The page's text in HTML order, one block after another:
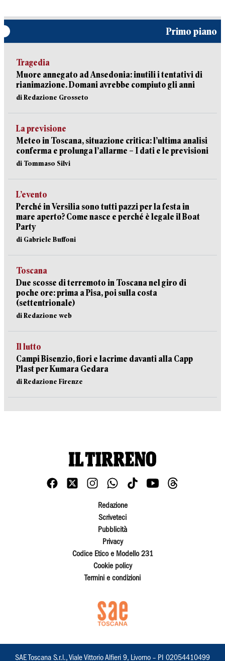
Primo piano
Tragedia
Muore annegato ad Ansedonia: inutili i tentativi di
rianimazione. Domani avrebbe compiuto gli anni
di Redazione Grosseto
La previsione
Meteo in Toscana, situazione critica: l’ultima analisi
conferma e prolunga l’allarme – I dati e le previsioni
di Tommaso Silvi
L’evento
Perché in Versilia sono tutti pazzi per la festa in
mare aperto? Come nasce e perché è legale il Boat
Party
di Gabriele Buffoni
Toscana
Due scosse di terremoto in Toscana nel giro di
poche ore: prima a Pisa, poi sulla costa
(settentrionale)
di Redazione web
Il lutto
Campi Bisenzio, fiori e lacrime davanti alla Capp
Plast per Kumara Gedara
di Redazione Firenze
Redazione
Scriveteci
Pubblicità
Privacy
Codice Etico e Modello 231
Cookie policy
Termini e condizioni
SAE Toscana S.r.l., Viale Vittorio Alfieri 9, Livorno – PI 02054410499